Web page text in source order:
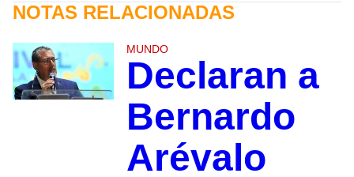
NOTAS RELACIONADAS
MUNDO
Declaran a
Bernardo
Arévalo